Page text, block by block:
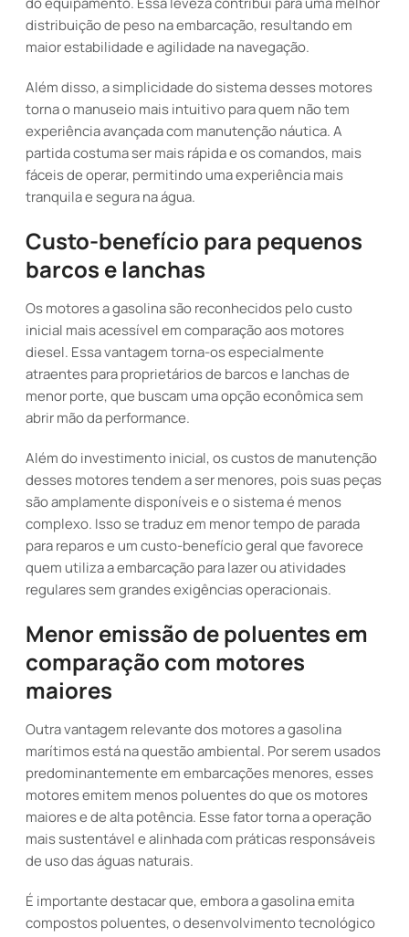
distribuição de peso na embarcação, resultando em
maior estabilidade e agilidade na navegação.
Além disso, a simplicidade do sistema desses motores
torna o manuseio mais intuitivo para quem não tem
experiência avançada com manutenção náutica. A
partida costuma ser mais rápida e os comandos, mais
fáceis de operar, permitindo uma experiência mais
tranquila e segura na água.
Custo-benefício para pequenos
barcos e lanchas
Os motores a gasolina são reconhecidos pelo custo
inicial mais acessível em comparação aos motores
diesel. Essa vantagem torna-os especialmente
atraentes para proprietários de barcos e lanchas de
menor porte, que buscam uma opção econômica sem
abrir mão da performance.
Além do investimento inicial, os custos de manutenção
desses motores tendem a ser menores, pois suas peças
são amplamente disponíveis e o sistema é menos
complexo. Isso se traduz em menor tempo de parada
para reparos e um custo-benefício geral que favorece
quem utiliza a embarcação para lazer ou atividades
regulares sem grandes exigências operacionais.
Menor emissão de poluentes em
comparação com motores
maiores
Outra vantagem relevante dos motores a gasolina
marítimos está na questão ambiental. Por serem usados
predominantemente em embarcações menores, esses
motores emitem menos poluentes do que os motores
maiores e de alta potência. Esse fator torna a operação
mais sustentável e alinhada com práticas responsáveis
de uso das águas naturais.
É importante destacar que, embora a gasolina emita
compostos poluentes, o desenvolvimento tecnológico